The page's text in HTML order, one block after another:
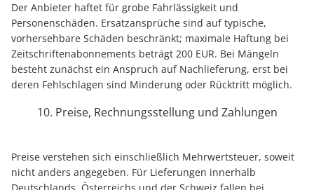
Der Anbieter haftet für grobe Fahrlässigkeit und
Personenschäden. Ersatzansprüche sind auf typische,
vorhersehbare Schäden beschränkt; maximale Haftung bei
Zeitschriftenabonnements beträgt 200 EUR. Bei Mängeln
besteht zunächst ein Anspruch auf Nachlieferung, erst bei
deren Fehlschlagen sind Minderung oder Rücktritt möglich.
10. Preise, Rechnungsstellung und Zahlungen
Preise verstehen sich einschließlich Mehrwertsteuer, soweit
nicht anders angegeben. Für Lieferungen innerhalb